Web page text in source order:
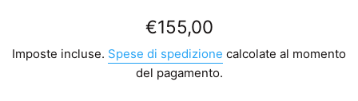
Prezzo
listino
€155,00
Imposte incluse. Spese di spedizione calcolate al momento
del pagamento.